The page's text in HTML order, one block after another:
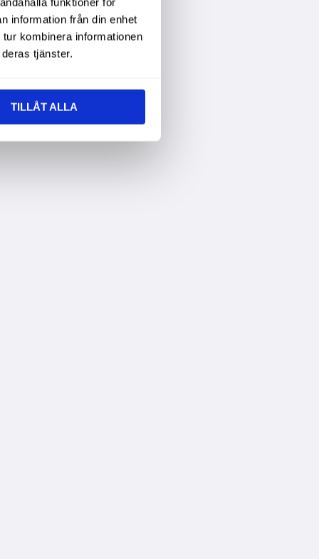
information från din enhet
kombinera informationen
tjänster.
TILLÅT ALLA